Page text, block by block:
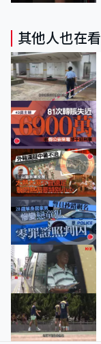
其他人也在看